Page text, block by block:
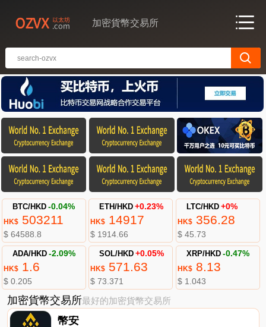
加密貨幣交易所
BTC/HKD -0.04%
HK$503211
$ 64588.8
ETH/HKD +0.23%
HK$ 14917
$ 1914.66
LTC/HKD +0%
HK$356.28
$ 45.73
ADA/HKD -2.09%
HK$1.6
$ 0.205
SOL/HKD +0.05%
HK$ 571.63
$ 73.371
XRP/HKD -0.47%
HK$8.13
$ 1.043
加密貨幣交易所最好的加密貨幣交易所
幣安